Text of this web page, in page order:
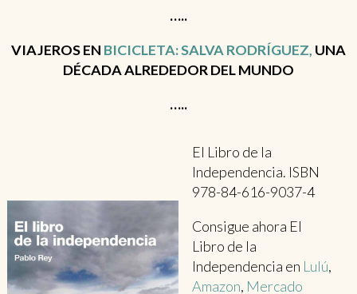
…..
VIAJEROS EN BICICLETA: SALVA RODRÍGUEZ, UNA
DÉCADA ALREDEDOR DEL MUNDO
…..
El Libro de la
Independencia. ISBN
978-84-616-9037-4
Consigue ahora El
Libro de la
Independencia en Lulú,
Amazon, Mercado